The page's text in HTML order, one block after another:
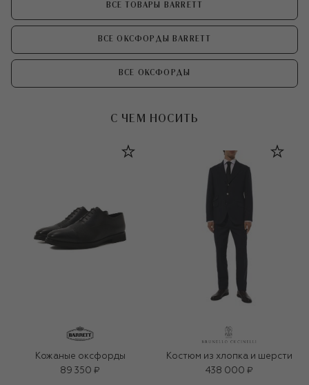
ВСЕ ТОВАРЫ BARRETT
ВСЕ ОКСФОРДЫ BARRETT
ВСЕ ОКСФОРДЫ
С ЧЕМ НОСИТЬ
Кожаные оксфорды
89 350 ₽
Костюм из хлопка и шерсти
438 000 ₽